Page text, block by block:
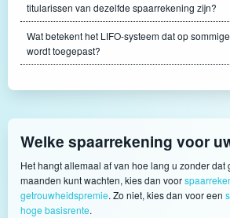
titularissen van dezelfde spaarrekening zijn?
Wat betekent het LIFO-systeem dat op
wordt toegepast?
Welke spaarrekening voor
Het hangt allemaal af van hoe lang u zonder dat
maanden kunt wachten, kies dan voor
getrouwheidspremie. Zo niet, kies dan voor een
hoge basisrente.